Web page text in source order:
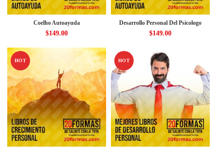
Coelho Autoayuda
$149.00
Desarrollo Personal Del Psicologo
$149.00
HOT HOT